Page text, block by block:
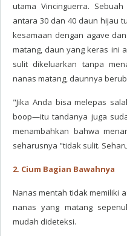
utama Vincinguerra.
antara 30 dan 40 daun hijau
kesamaan dengan agave
matang, daun yang keras ini
sulit dikeluarkan tanpa
nanas matang, daunnya
"Jika Anda bisa melepas
boop—itu tandanya juga
menambahkan bahwa
seharusnya "tidak sulit.
2. Cium Bagian Bawahnya
Nanas mentah tidak memiliki
nanas yang matang
mudah dideteksi.